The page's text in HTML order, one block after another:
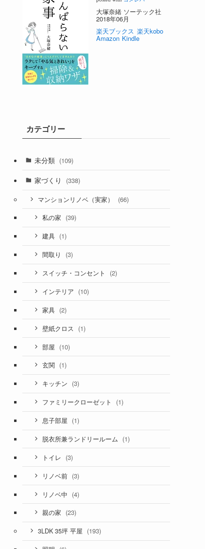
大塚奈緒 ソーテック社
2018年06月
楽天ブックス 楽天kobo
Amazon Kindle
カテゴリー
未分類 (109)
家づくり (338)
マンションリノベ（実家） (66)
私の家 (39)
建具 (1)
間取り (3)
スイッチ・コンセント (2)
インテリア (10)
家具 (2)
壁紙クロス (1)
部屋 (10)
玄関 (1)
キッチン (3)
ファミリークローゼット (1)
息子部屋 (1)
脱衣所兼ランドリールーム (1)
トイレ (3)
リノベ前 (3)
リノベ中 (4)
親の家 (23)
3LDK 35坪 平屋 (193)